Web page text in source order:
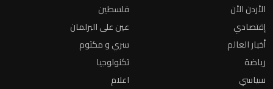
الأردن الأن
إقتصادي
أخبار العالم
رياضة
سياسي
فلسطين
عين على البرلمان
سري و مكتوم
تكنولوجيا
اعلام